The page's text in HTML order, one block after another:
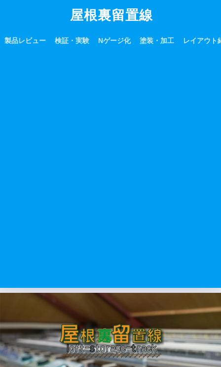
屋根裏留置線
製品レビュー 検証・実験 Nゲージ化 塗装・加工 レイアウト